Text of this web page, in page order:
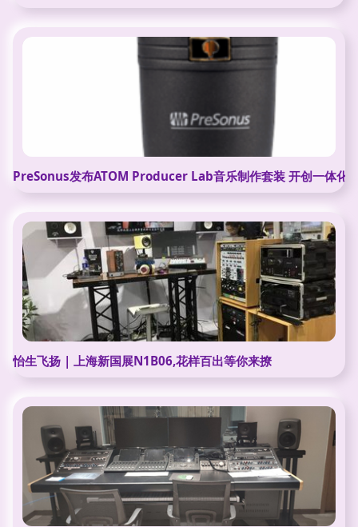
PreSonus发布ATOM Producer Lab音乐制作套装 开创一体化
怡生飞扬 | 上海新国展N1B06,花样百出等你来撩